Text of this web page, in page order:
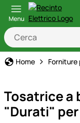
Menu
Home Forniture
Tosatrice a
"Durati"